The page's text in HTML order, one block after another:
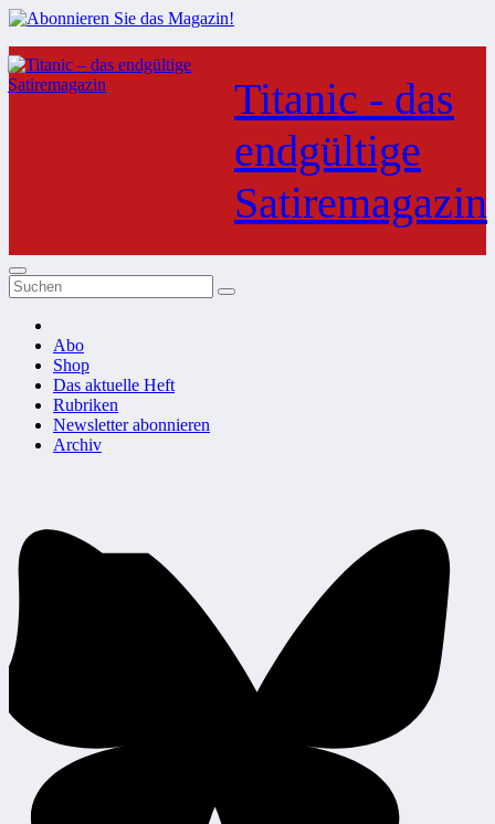
Zum
Inhalt
springen
Titanic - das
endgültige
Satiremagazin
Abo
Shop
Das aktuelle Heft
Rubriken
Newsletter abonnieren
Archiv